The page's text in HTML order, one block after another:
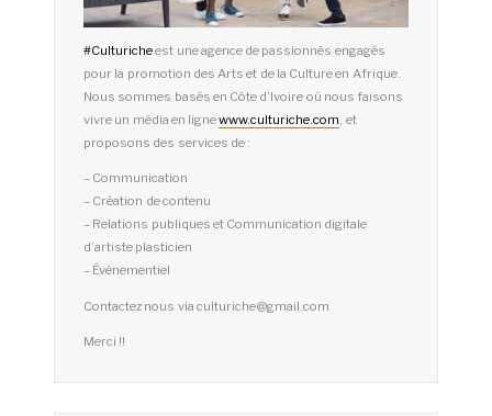
#Culturicheest une agence de passionnés engagés
pour la promotion des Arts et de la Culture en Afrique.
Nous sommes basés en Côte d’Ivoire où nous faisons
vivre un média en lignewww.culturiche.com, et
proposons des services de :
– Communication
– Création de contenu
– Relations publiques et Communication digitale
d’artiste plasticien
– Événementiel
Contactez nous via culturiche@gmail.com
Merci !!